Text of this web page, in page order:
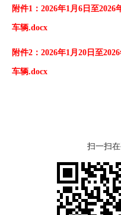
附件1：2026年1月6日至
车辆.docx
附件2：2026年1月20日至
车辆.docx
扫一扫